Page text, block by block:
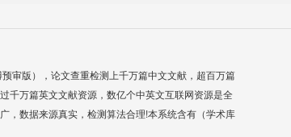
审版），论文查重检测上千万篇中文文献，超百万篇
千万篇英文文献资源，数亿个中英文互联网资源是全
，数据来源真实，检测算法合理!本系统含有（学术库